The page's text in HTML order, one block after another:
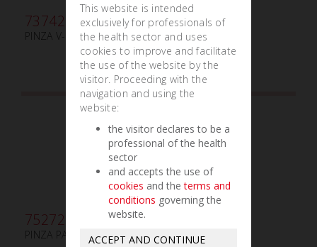
737420
PINZA V-STOP
752720
PINZA PARA LIGADURA MINI MATHIEU LISA
This website is intended
exclusively for professionals of
the health sector and uses
cookies to improve and facilitate
the use of the website by the
visitor. Proceeding with the
navigation and using the
website:
the visitor declares to be a
professional of the health
sector
and accepts the use of
cookies and theterms and
conditions governing the
website.
ACCEPT AND CONTINUE